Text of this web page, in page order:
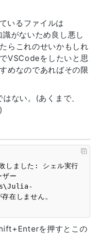
いるファイルは
がないため良し悪し
らこれのせいかもしれ
VSCodeをしたいと思
めなのであればその限
ない。(あくまで、
しました: シェル実行
ー
を押すとこの